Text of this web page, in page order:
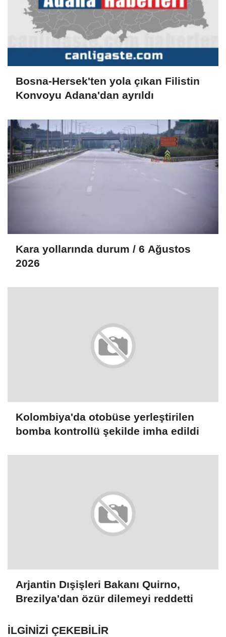
Bosna-Hersek'ten yola çıkan Filistin
Konvoyu Adana'dan ayrıldı
Kara yollarında durum / 6 Ağustos
2026
Kolombiya'da otobüse yerleştirilen
bomba kontrollü şekilde imha edildi
Arjantin Dışişleri Bakanı Quirno,
Brezilya'dan özür dilemeyi reddetti
İLGINIZI ÇEKEBILIR